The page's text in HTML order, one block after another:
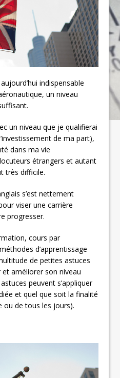
indispensable
un niveau
un niveau que je qualifierai
de ma part),
dans ma vie
étrangers et autant
très difficile.
s’est nettement
viser une carrière
progresser.
cours par
d’apprentissage
de petites astuces
améliorer son niveau
peuvent s’appliquer
et quel que soit la finalité
ou de tous les jours).